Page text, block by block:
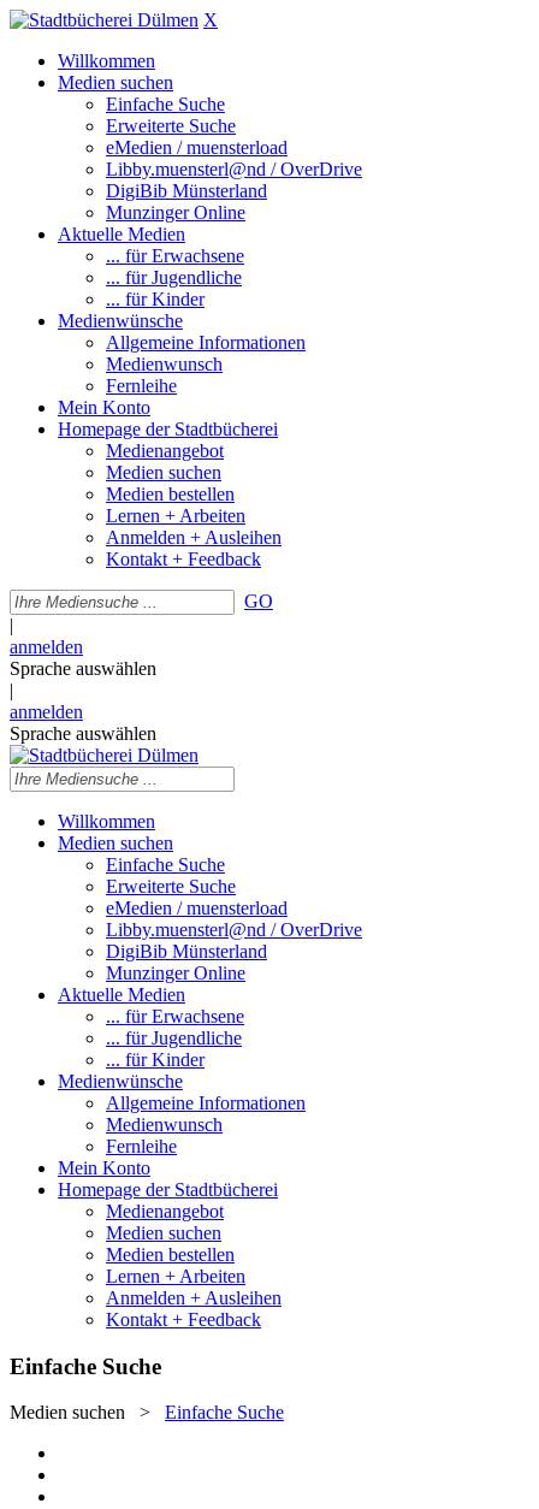
X
Willkommen
Medien suchen
Einfache Suche
Erweiterte Suche
eMedien / muensterload
Libby.muensterl@nd / OverDrive
DigiBib Münsterland
Munzinger Online
Aktuelle Medien
... für Erwachsene
... für Jugendliche
... für Kinder
Medienwünsche
Allgemeine Informationen
Medienwunsch
Fernleihe
Mein Konto
Homepage der Stadtbücherei
Medienangebot
Medien suchen
Medien bestellen
Lernen + Arbeiten
Anmelden + Ausleihen
Kontakt + Feedback
GO
|
anmelden
Sprache auswählen
|
anmelden
Sprache auswählen
Willkommen
Medien suchen
Einfache Suche
Erweiterte Suche
eMedien / muensterload
Libby.muensterl@nd / OverDrive
DigiBib Münsterland
Munzinger Online
Aktuelle Medien
... für Erwachsene
... für Jugendliche
... für Kinder
Medienwünsche
Allgemeine Informationen
Medienwunsch
Fernleihe
Mein Konto
Homepage der Stadtbücherei
Medienangebot
Medien suchen
Medien bestellen
Lernen + Arbeiten
Anmelden + Ausleihen
Kontakt + Feedback
Einfache Suche
Medien suchen > Einfache Suche